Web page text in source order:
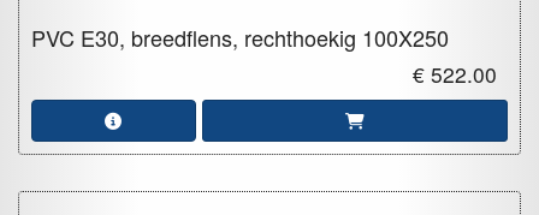
PVC E30, breedflens, rechthoekig 100X250
€ 522.00